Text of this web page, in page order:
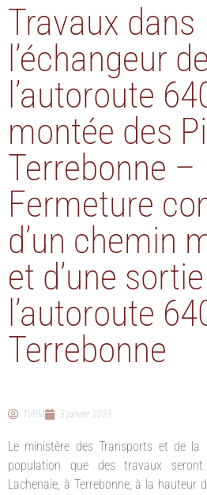
Travaux dans
l’échangeur de
l’autoroute
montée des
Terrebonne –
Fermeture
d’un chemin
et d’une
l’autoroute
Terrebonne
TVRM 5 janvier 2023
Le ministère des Transports et de la
population que des travaux
Lachenaie, à Terrebonne, à la hauteur